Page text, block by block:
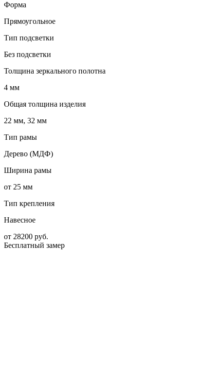
Форма
Прямоугольное
Тип подсветки
Без подсветки
Толщина зеркального полотна
4 мм
Общая толщина изделия
22 мм, 32 мм
Тип рамы
Дерево (МДФ)
Ширина рамы
от 25 мм
Тип крепления
Навесное
от 28200 руб.
Бесплатный замер